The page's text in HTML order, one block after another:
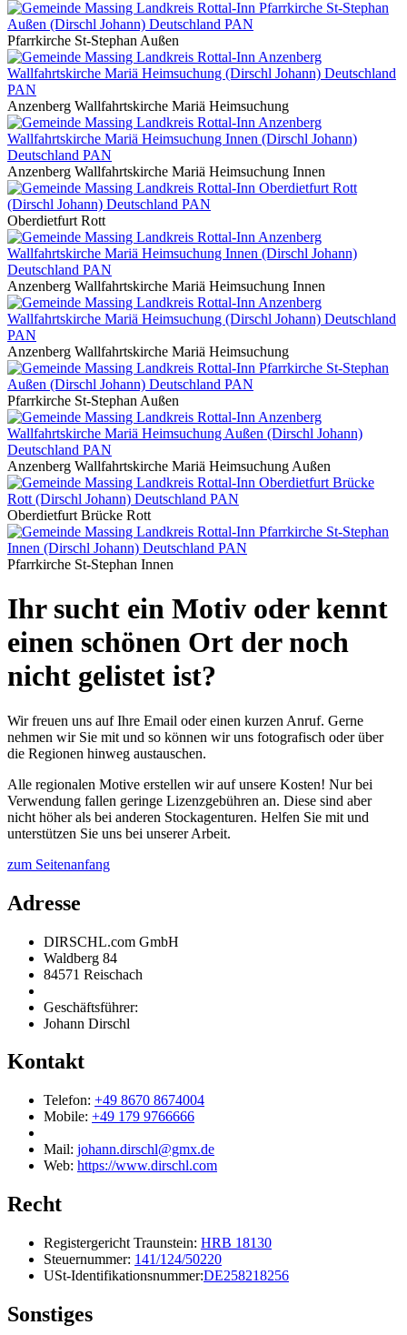
Pfarrkirche St-Stephan Außen
Anzenberg Wallfahrtskirche Mariä Heimsuchung
Anzenberg Wallfahrtskirche Mariä Heimsuchung Innen
Oberdietfurt Rott
Anzenberg Wallfahrtskirche Mariä Heimsuchung Innen
Anzenberg Wallfahrtskirche Mariä Heimsuchung
Pfarrkirche St-Stephan Außen
Anzenberg Wallfahrtskirche Mariä Heimsuchung Außen
Oberdietfurt Brücke Rott
Pfarrkirche St-Stephan Innen
Ihr sucht ein Motiv oder kennt
einen schönen Ort der noch
nicht gelistet ist?
Wir freuen uns auf Ihre Email oder einen kurzen Anruf. Gerne
nehmen wir Sie mit und so können wir uns fotografisch oder über
die Regionen hinweg austauschen.
Alle regionalen Motive erstellen wir auf unsere Kosten! Nur bei
Verwendung fallen geringe Lizenzgebühren an. Diese sind aber
nicht höher als bei anderen Stockagenturen. Helfen Sie mit und
unterstützen Sie uns bei unserer Arbeit.
zum Seitenanfang
Adresse
DIRSCHL.com GmbH
Waldberg 84
84571 Reischach
Geschäftsführer:
Johann Dirschl
Kontakt
Telefon: +49 8670 8674004
Mobile: +49 179 9766666
Mail: johann.dirschl@gmx.de
Web: https://www.dirschl.com
Recht
Registergericht Traunstein: HRB 18130
Steuernummer: 141/124/50220
USt-Identifikationsnummer:DE258218256
Sonstiges